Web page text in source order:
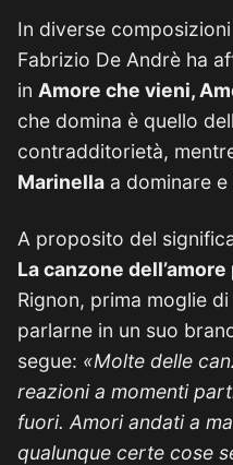
In diverse
Fabrizio De Andrè ha
in Amore che vieni,
che domina è quello
contradditorietà,
Marinella a dominare e
A proposito del
La canzone
Rignon, prima moglie
parlarne in un suo
segue: «Molte delle
reazioni a momenti
fuori. Amori andati a
qualunque certe cose